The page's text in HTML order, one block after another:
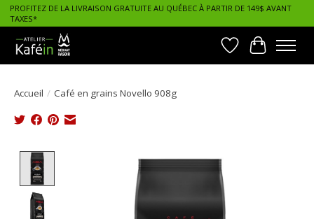
PROFITEZ DE LA LIVRAISON GRATUITE AU QUÉBEC À PARTIR DE 149$ AVANT
TAXES*
Liste dePanier
Accueil / Café en grains Novello 908g
Product image slideshow Items